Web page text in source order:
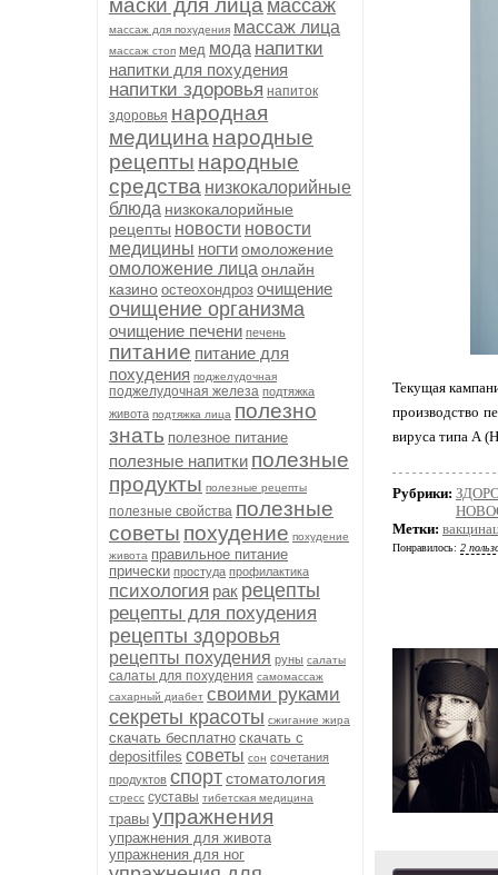
маски для лица массаж
массаж для похудения массаж лица
массаж стоп мед мода напитки
напитки для похудения
напитки здоровья напиток
здоровья народная
медицина народные
рецепты народные
средства низкокалорийные
блюда низкокалорийные
рецепты новости новости
медицины ногтиомоложение
омоложение лица онлайн
казино остеохондроз очищение
очищение организма
очищение печени печень
питание питание для
похудения поджелудочная
поджелудочная железа подтяжка
живота подтяжка лица полезно
знать полезное питание
полезные напитки полезные
продукты полезные рецепты
полезные свойства полезные
советы похудение похудение
живота правильное питание
прически простуда профилактика
психология рак рецепты
рецепты для похудения
рецепты здоровья
рецепты похудения руны салаты
салаты для похудения самомассаж
сахарный диабет своими руками
секреты красоты сжигание жира
скачать бесплатно скачать с
depositfiles советы сон сочетания
продуктов спортстоматология
стресс суставы тибетская медицина
травы упражнения
упражнения для живота
упражнения для ног
Текущая
производство
вируса типа А
Рубрики:
Метки:
Понравилось: 2